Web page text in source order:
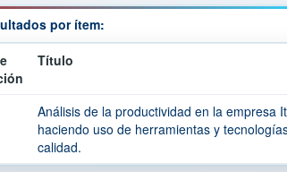
por ítem:
Título
Análisis de la productividad en la empresa
haciendo uso de herramientas y
calidad.